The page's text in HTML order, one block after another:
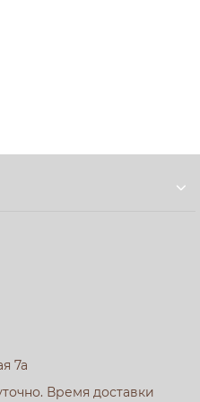
Ротиссер в
7а
Время доставки